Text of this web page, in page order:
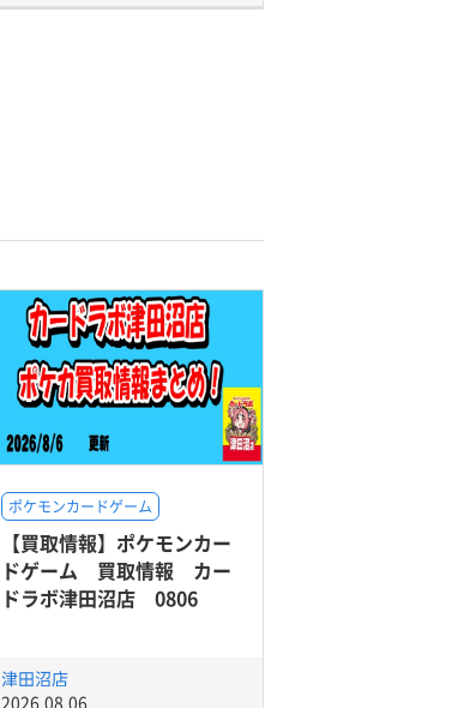
ポケモンカードゲーム
【買取情報】ポケモンカー
ドゲーム 買取情報 カー
ドラボ津田沼店 0806
津田沼店
2026.08.06